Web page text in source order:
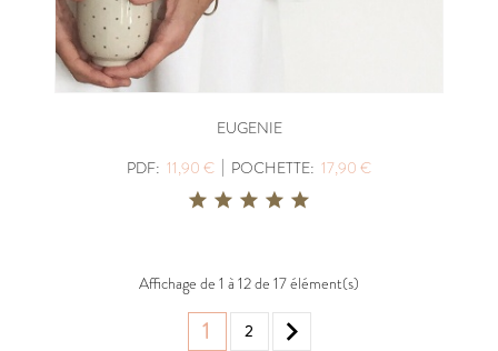
EUGENIE
PDF: 11,90 € | POCHETTE: 17,90 €
Affichage de 1 à 12 de 17 élément(s)
1 2 